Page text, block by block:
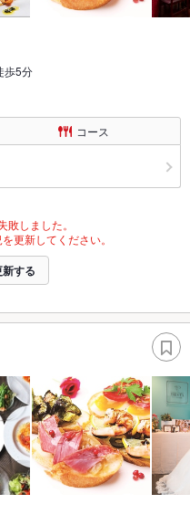
歩5分
コース
しました。
更新してください。
する